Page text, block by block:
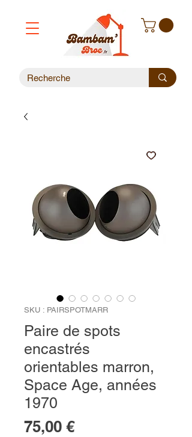
SKU : PAIRSPOTMARR
Paire de spots
encastrés
orientables marron,
Space Age, années
1970
75,00 €Prix